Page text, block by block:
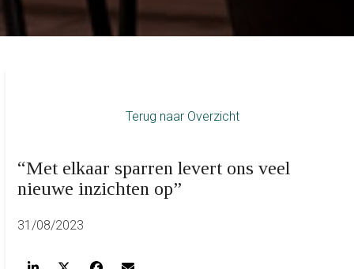
Terug naar Overzicht
“Met elkaar sparren levert ons veel
nieuwe inzichten op”
31/08/2023